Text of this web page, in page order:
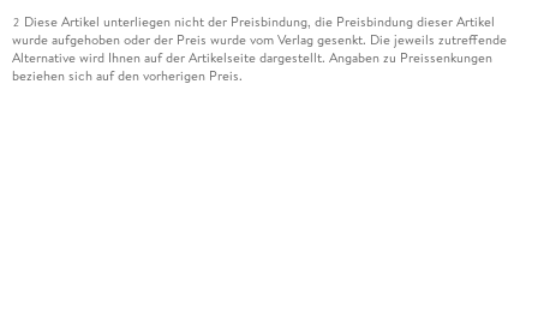
2 Diese Artikel unterliegen nicht der Preisbindung, die Preisbindung dieser Artikel
wurde aufgehoben oder der Preis wurde vom Verlag gesenkt. Die jeweils zutreffende
Alternative wird Ihnen auf der Artikelseite dargestellt. Angaben zu Preissenkungen
beziehen sich auf den vorherigen Preis.